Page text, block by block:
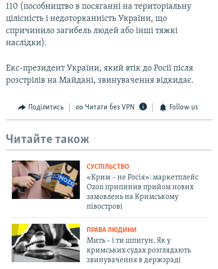
110 (пособництво в посяганні на територіальну
цілісність і недоторканність України, що
спричинило загибель людей або інші тяжкі
наслідки).
Екс-президент України, який втік до Росії після
розстрілів на Майдані, звинувачення відкидає.
Поділитись Читати без VPN Follow us
Читайте також
СУСПІЛЬСТВО
«Крим – не Росія»: маркетплейс
Ozon припинив прийом нових
замовлень на Кримському
півострові
ПРАВА ЛЮДИНИ
Мить – і ти шпигун. Як у
кримських судах розглядають
звинувачення в держзраді